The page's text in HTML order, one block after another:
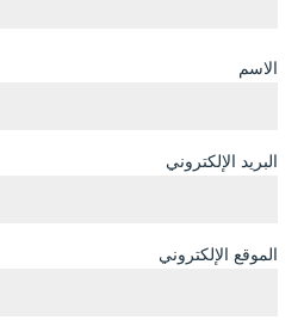
الاسم
البريد الإلكتروني
الموقع الإلكتروني